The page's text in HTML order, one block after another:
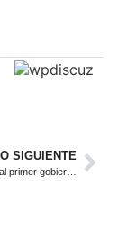
SIGUIENTE
Un referendo al primer gobierno de la izquierda popular